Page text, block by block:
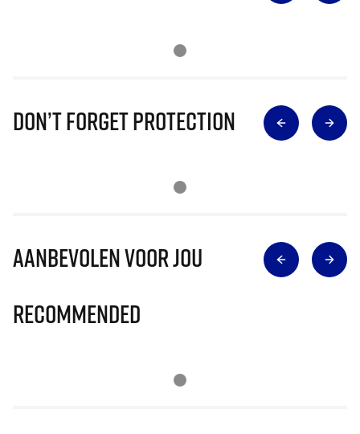
Don’t Forget Protection
Aanbevolen voor jou
Recommended